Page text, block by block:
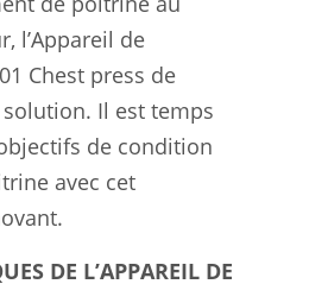
l’Appareil de
Chest press de
Il est temps
de condition
avec cet
DE L’APPAREIL DE